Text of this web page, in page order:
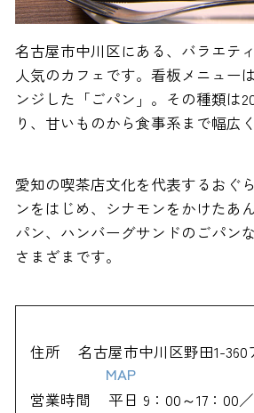
名古屋市中川区にある、バラエテ
人気のカフェです。看板メニュー
ンジした「ごパン」。その種類は
り、甘いものから食事系まで幅広
愛知の喫茶店文化を代表するおぐ
ンをはじめ、シナモンをかけたあ
パン、ハンバーグサンドのごパン
さまざまです。
住所
名古屋市中川区野田1-360
MAP
営業時間
平日 9：00～17：00